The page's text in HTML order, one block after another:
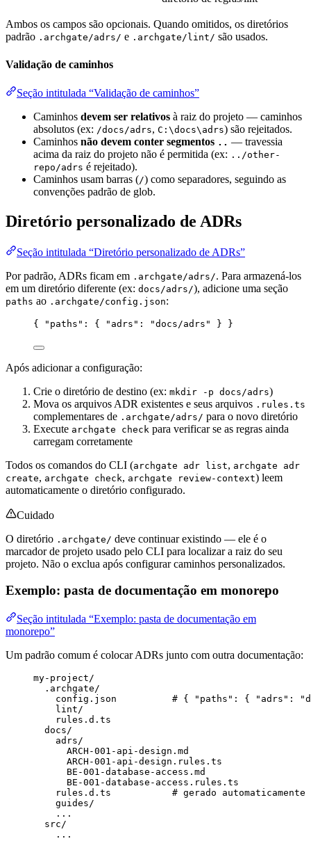
Ambos os campos são opcionais. Quando omitidos, os diretórios
padrão .archgate/adrs/ e .archgate/lint/ são usados.
Validação de caminhos
Seção intitulada “Validação de caminhos”
Caminhos devem ser relativos à raiz do projeto — caminhos
absolutos (ex: /docs/adrs, C:\docs\adrs) são rejeitados.
Caminhos não devem conter segmentos .. — travessia
acima da raiz do projeto não é permitida (ex: ../other-
repo/adrs é rejeitado).
Caminhos usam barras (/) como separadores, seguindo as
convenções padrão de glob.
Diretório personalizado de ADRs
Seção intitulada “Diretório personalizado de ADRs”
Por padrão, ADRs ficam em .archgate/adrs/. Para armazená-los
em um diretório diferente (ex: docs/adrs/), adicione uma seção
paths ao .archgate/config.json:
{ "paths" : { "adrs" : "docs/adrs " } }
Após adicionar a configuração:
Crie o diretório de destino (ex: mkdir -p docs/adrs)
Mova os arquivos ADR existentes e seus arquivos .rules.ts
complementares de .archgate/adrs/ para o novo diretório
Execute archgate check para verificar se as regras ainda
carregam corretamente
Todos os comandos do CLI (archgate adr list, archgate adr
create, archgate check, archgate review-context) leem
automaticamente o diretório configurado.
Cuidado
O diretório .archgate/ deve continuar existindo — ele é o
marcador de projeto usado pelo CLI para localizar a raiz do seu
projeto. Não o exclua após configurar caminhos personalizados.
Exemplo: pasta de documentação em monorepo
Seção intitulada “Exemplo: pasta de documentação em
monorepo”
Um padrão comum é colocar ADRs junto com outra documentação:
my-project/
.archgate/
config.json          # { "paths": { "adrs":
lint/
rules.d.ts
docs/
adrs/
ARCH-001-api-design.md
ARCH-001-api-design.rules.ts
BE-001-database-access.md
BE-001-database-access.rules.ts
rules.d.ts           # gerado automaticamente
guides/
...
src/
...